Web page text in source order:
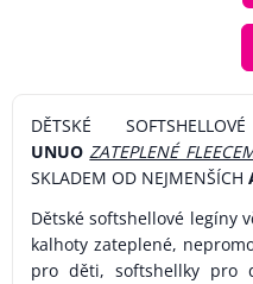
DĚTSKÉ
UNUO ZATEPLENÉ
SKLADEM OD NEJMENŠÍCH
Dětské softshellové legíny
kalhoty zateplené,
pro děti, softshellky pro